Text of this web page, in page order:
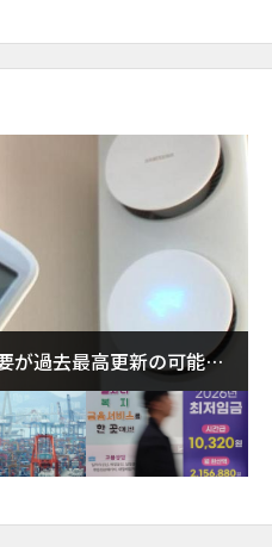
が過去最高更新の可能性